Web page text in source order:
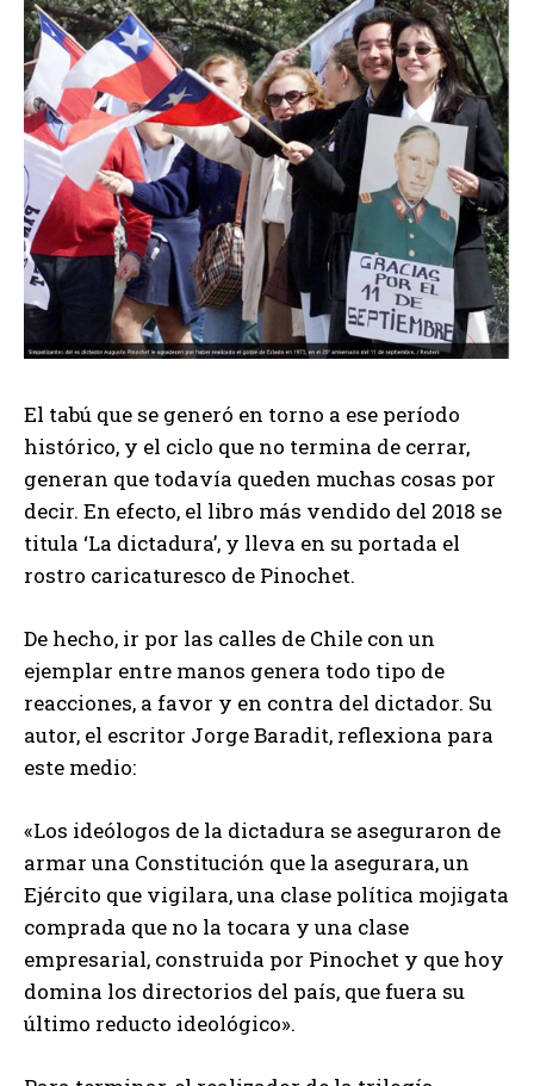
El tabú que se generó en torno a ese período
histórico, y el ciclo que no termina de cerrar,
generan que todavía queden muchas cosas por
decir. En efecto, el libro más vendido del 2018 se
titula ‘La dictadura’, y lleva en su portada el
rostro caricaturesco de Pinochet.
De hecho, ir por las calles de Chile con un
ejemplar entre manos genera todo tipo de
reacciones, a favor y en contra del dictador. Su
autor, el escritor Jorge Baradit, reflexiona para
este medio:
«Los ideólogos de la dictadura se aseguraron de
armar una Constitución que la asegurara, un
Ejército que vigilara, una clase política mojigata
comprada que no la tocara y una clase
empresarial, construida por Pinochet y que hoy
domina los directorios del país, que fuera su
último reducto ideológico».